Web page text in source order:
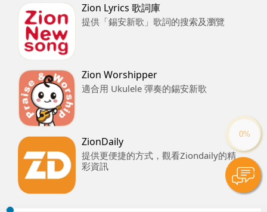
Zion Lyrics 歌詞庫
提供「錫安新歌」歌詞的搜索及瀏覽
Zion Worshipper
適合用 Ukulele 彈奏的錫安新歌
ZionDaily
提供更便捷的方式，觀看Ziondaily的精
彩資訊